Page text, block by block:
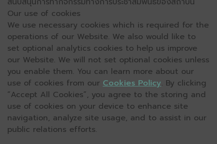
Our use of cookies
We use necessary cookies which is required for the
operations of our Website. We also would like to
set optional analytics cookies to help us improve
our Website. We will not set optional cookies unless
you enable them. You can learn more about our
use of cookies from our Cookies Policy. By clicking
“Accept All Cookies”, you agree to the storing and
use of cookies on your device to enhance site
navigation, analyze site usage, and to assist in our
public relations efforts.